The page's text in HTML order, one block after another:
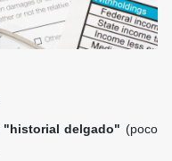
"historial delgado" (poco